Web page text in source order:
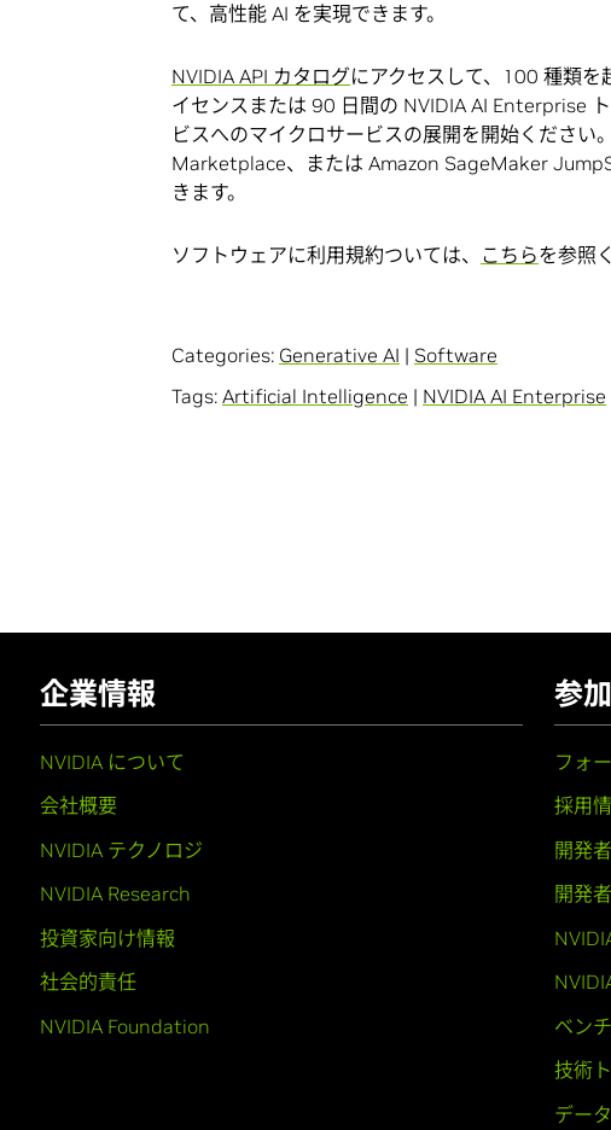
て、高性能 AI を実現できます。
NVIDIA API カタログにアクセスして、100 種類
イセンスまたは 90 日間の NVIDIA AI Enterprise
ビスへのマイクロサービスの展開を開始くださ
Marketplace、または Amazon SageMaker
きます。
ソフトウェアに利用規約ついては、 こちらを参照
Categories: Generative AI | Software
Tags: Artificial Intelligence | NVIDIA AI Enterprise
企業情報
NVIDIA について
会社概要
NVIDIA テクノロジ
NVIDIA Research
投資家向け情報
社会的責任
NVIDIA Foundation
参
フォ
採用
開発
開発
ベン
技術
デー